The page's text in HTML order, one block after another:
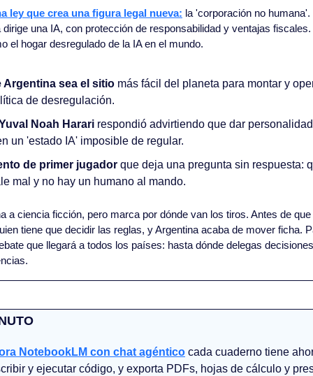
ley que crea una figura legal nueva: la 'corporación no
dirige una IA, con protección de responsabilidad y ventajas
el hogar desregulado de la IA en el mundo.
Argentina sea el sitio más fácil del planeta para montar y
de desregulación.
Noah Harari respondió advirtiendo que dar
un 'estado IA' imposible de regular.
de primer jugador que deja una pregunta sin respuesta:
mal y no hay un humano al mando.
a ciencia ficción, pero marca por dónde van los tiros. Antes de que
tiene que decidir las reglas, y Argentina acaba de mover ficha.
que llegará a todos los países: hasta dónde delegas
NotebookLM con chat agéntico cada cuaderno tiene
y ejecutar código, y exporta PDFs, hojas de cálculo y